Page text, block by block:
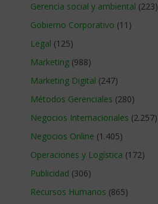
Gerencia social y ambiental (223)
Gobierno Corporativo (11)
Legal (125)
Marketing (988)
Marketing Digital (247)
Métodos Gerenciales (280)
Negocios Internacionales (2.257)
Negocios Online (1.405)
Operaciones y Logística (172)
Publicidad (306)
Recursos Humanos (865)